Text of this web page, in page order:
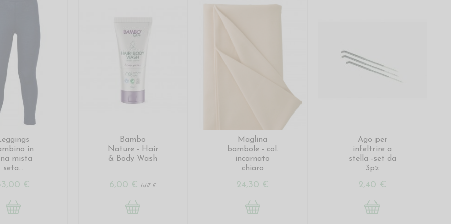
in
mista
seta...
€
Bambo
Nature - Hair
& Body Wash
6,00 € 6,67 €
Maglina
bambole - col.
incarnato
chiaro
24,30 €
Ago per
infeltrire a
stella -set da
3pz
2,40 €